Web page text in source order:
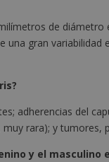
de
una gran
adherencias del
rara); y tumores,
y el